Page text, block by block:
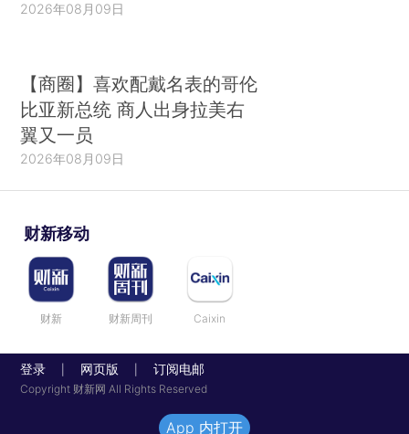
2026年08月09日
【商圈】喜欢配戴名表的哥伦
比亚新总统 商人出身拉美右
翼又一员
2026年08月09日
财新移动
财新 财新周刊 Caixin
登录 网页版 订阅电邮
Copyright 财新网 All Rights Reserved
App 内打开